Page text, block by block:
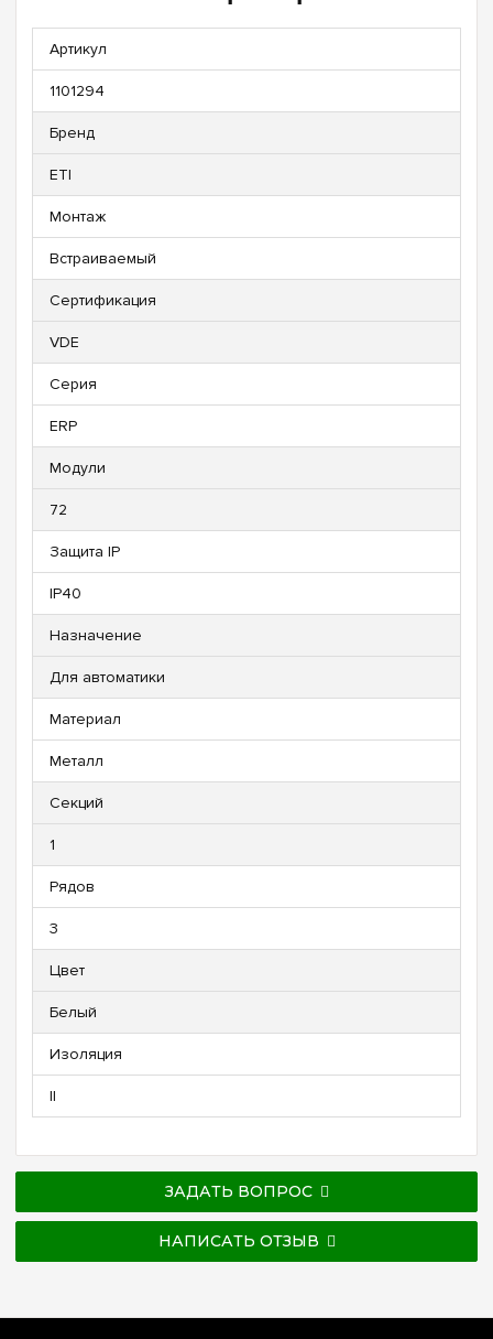
Артикул
1101294
Бренд
ETI
Монтаж
Встраиваемый
Сертификация
VDE
Серия
ERP
Модули
72
Защита IP
IP40
Назначение
Для автоматики
Материал
Металл
Секций
1
Рядов
3
Цвет
Белый
Изоляция
ll
ЗАДАТЬ ВОПРОС
НАПИСАТЬ ОТЗЫВ